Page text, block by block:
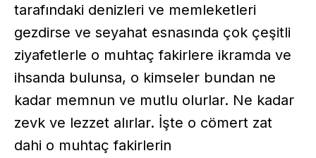
tarafındaki denizleri ve memleketleri
gezdirse ve seyahat esnasında çok çeşitli
ziyafetlerle o muhtaç fakirlere ikramda ve
ihsanda bulunsa, o kimseler bundan ne
kadar memnun ve mutlu olurlar. Ne kadar
zevk ve lezzet alırlar. İşte o cömert zat
dahi o muhtaç fakirlerin